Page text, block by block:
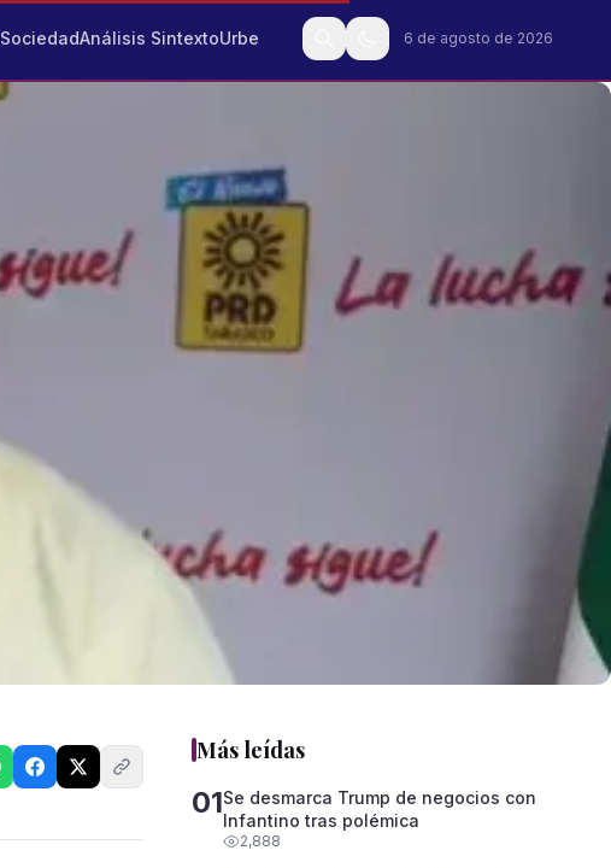
SociedadAnálisis SintextoUrbe 6 de agosto de 2026
Más leídas
01Se desmarca Trump de negocios con
Infantino tras polémica
2,888